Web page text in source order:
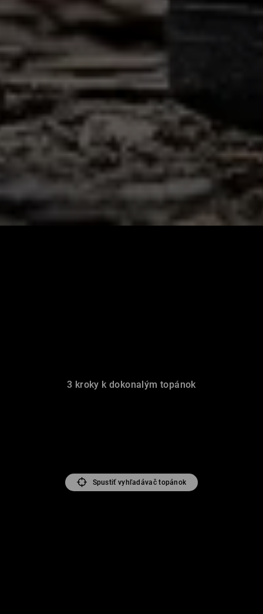
3 kroky k dokonalým topánok
Spustiť vyhľadávač topánok